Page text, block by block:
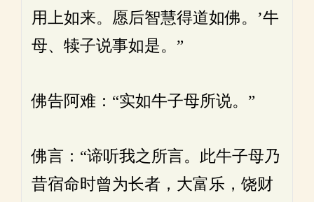
用上如来。愿后智慧得道如佛。’牛
母、犊子说事如是。”
佛告阿难：“实如牛子母所说。”
佛言：“谛听我之所言。此牛子母乃
昔宿命时曾为长者，大富乐，饶财